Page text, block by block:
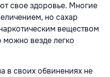
свое здоровье. Многие
но сахар
веществом
можно везде легко
в своих обвинениях не